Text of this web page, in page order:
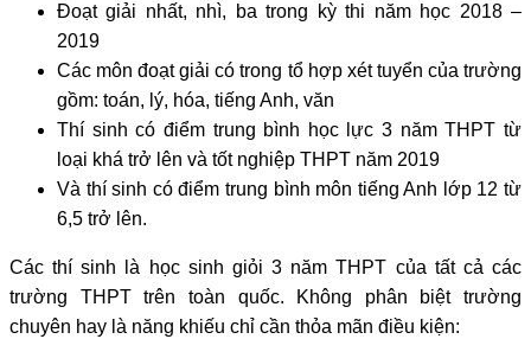
Đoạt giải nhất, nhì, ba trong kỳ thi năm học 2018 –
2019
Các môn đoạt giải có trong tổ hợp xét tuyển của trường
gồm: toán, lý, hóa, tiếng Anh, văn
Thí sinh có điểm trung bình học lực 3 năm THPT từ
loại khá trở lên và tốt nghiệp THPT năm 2019
Và thí sinh có điểm trung bình môn tiếng Anh lớp 12 từ
6,5 trở lên.
Các thí sinh là học sinh giỏi 3 năm THPT của tất cả các
trường THPT trên toàn quốc. Không phân biệt trường
chuyên hay là năng khiếu chỉ cần thỏa mãn điều kiện: